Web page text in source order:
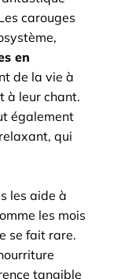
carouges
en
de la vie à
à leur chant.
également
qui
les aide à
les mois
se fait rare.
tangible